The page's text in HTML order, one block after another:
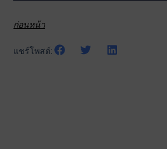
ก่อนหน้า
แชร์โพสต์: